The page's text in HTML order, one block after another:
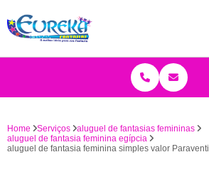
Home Serviços
aluguel de fantasias femininas
aluguel de fantasia feminina egípcia
aluguel de fantasia feminina simples valor Paraventi